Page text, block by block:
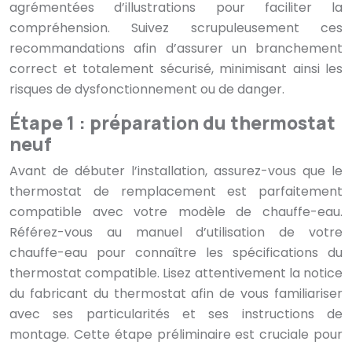
agrémentées d’illustrations pour faciliter la
compréhension. Suivez scrupuleusement ces
recommandations afin d’assurer un branchement
correct et totalement sécurisé, minimisant ainsi les
risques de dysfonctionnement ou de danger.
Étape 1 : préparation du thermostat
neuf
Avant de débuter l’installation, assurez-vous que le
thermostat de remplacement est parfaitement
compatible avec votre modèle de chauffe-eau.
Référez-vous au manuel d’utilisation de votre
chauffe-eau pour connaître les spécifications du
thermostat compatible. Lisez attentivement la notice
du fabricant du thermostat afin de vous familiariser
avec ses particularités et ses instructions de
montage. Cette étape préliminaire est cruciale pour